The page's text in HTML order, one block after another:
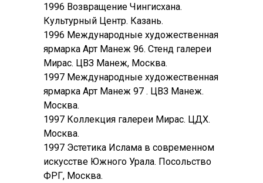
1996 Возвращение Чингисхана.
Культурный Центр. Казань.
1996 Международные художественная
ярмарка Арт Манеж 96. Стенд галереи
Мирас. ЦВЗ Манеж, Москва.
1997 Международные художественная
ярмарка Арт Манеж 97 . ЦВЗ Манеж.
Москва.
1997 Коллекция галереи Мирас. ЦДХ.
Москва.
1997 Эстетика Ислама в современном
искусстве Южного Урала. Посольство
ФРГ, Москва.